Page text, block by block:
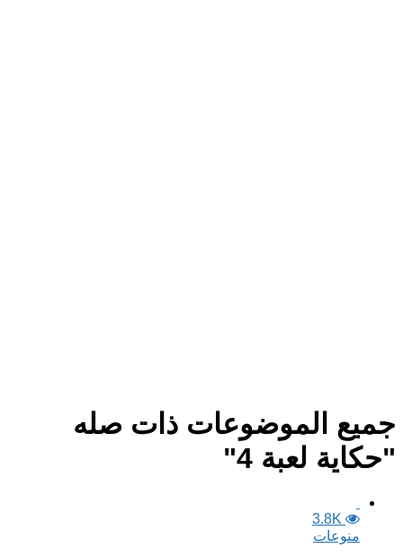
جميع الموضوعات ذات صله
"حكاية لعبة 4"
3.8K
منوعات